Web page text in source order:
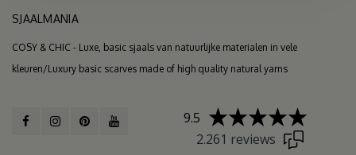
SJAALMANIA
COSY & CHIC - Luxe, basic sjaals van natuurlijke materialen in vele
kleuren/Luxury basic scarves made of high quality natural yarns
9.5
2.261 reviews